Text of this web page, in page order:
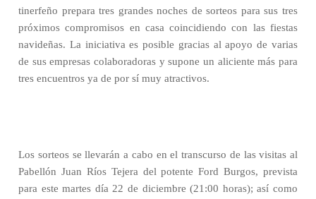
tinerfeño prepara tres grandes noches de sorteos para sus tres
próximos compromisos en casa coincidiendo con las fiestas
navideñas. La iniciativa es posible gracias al apoyo de varias
de sus empresas colaboradoras y supone un aliciente más para
tres encuentros ya de por sí muy atractivos.
Los sorteos se llevarán a cabo en el transcurso de las visitas al
Pabellón Juan Ríos Tejera del potente Ford Burgos, prevista
para este martes día 22 de diciembre (21:00 horas); así como